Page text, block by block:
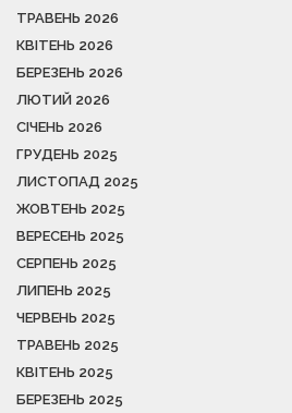
ТРАВЕНЬ 2026
КВІТЕНЬ 2026
БЕРЕЗЕНЬ 2026
ЛЮТИЙ 2026
СІЧЕНЬ 2026
ГРУДЕНЬ 2025
ЛИСТОПАД 2025
ЖОВТЕНЬ 2025
ВЕРЕСЕНЬ 2025
СЕРПЕНЬ 2025
ЛИПЕНЬ 2025
ЧЕРВЕНЬ 2025
ТРАВЕНЬ 2025
КВІТЕНЬ 2025
БЕРЕЗЕНЬ 2025